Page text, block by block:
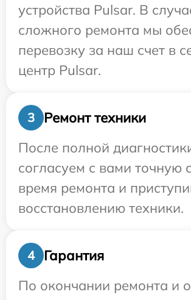
устройства Pulsar. В
сложного ремонта мы
перевозку за наш счет в
центр Pulsar.
3
Ремонт техники
После полной
согласуем с вами точную
время ремонта и
восстановлению техники.
4
Гарантия
По окончании ремонта и